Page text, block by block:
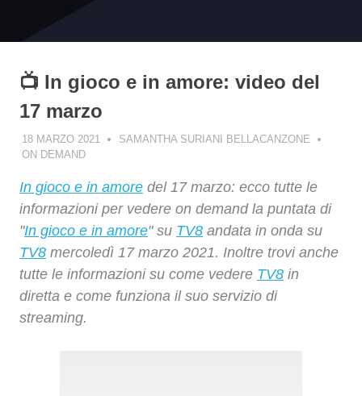
📺 In gioco e in amore: video del
17 marzo
18 MARZO 2021
SAMANTHA SURIANI BELLACANZONE
ON DEMAND
In gioco e in amore del 17 marzo: ecco tutte le
informazioni per vedere on demand la puntata di
"In gioco e in amore" su TV8 andata in onda su
TV8 mercoledì 17 marzo 2021. Inoltre trovi anche
tutte le informazioni su come vedere TV8 in
diretta e come funziona il suo servizio di
streaming.